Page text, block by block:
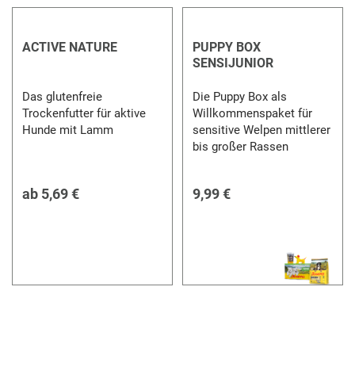
ACTIVE NATURE
Das glutenfreie
Trockenfutter für aktive
Hunde mit Lamm
ab 5,69 €
PUPPY BOX
SENSIJUNIOR
Die Puppy Box als
Willkommenspaket für
sensitive Welpen mittlerer
bis großer Rassen
9,99 €